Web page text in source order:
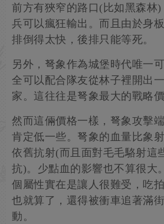
前方有狹窄的路口(比如黑森林
兵可以瘋狂輸出。而且由於身
排倒得太快，後排只能等死。
另外，弩象作為城堡時代唯一
全可以配合隊友從林子裡開出
家。這往往是弩象最大的戰略價
然而這倆價格一樣，弩象攻擊
肯定低一些。弩象的血量比象
依舊抗射(而且面對毛毛駱射這
抗)。少點血的影響也不算很大
個屬性實在是讓人很難受，吃
也就算了，還得被衝車追著滿
動。